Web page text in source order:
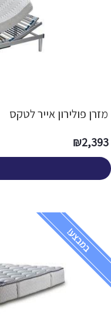
מזרן פולירון אייר לטקס
2,393
₪
במבצע!